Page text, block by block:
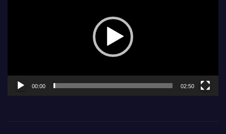
00:00 02:50